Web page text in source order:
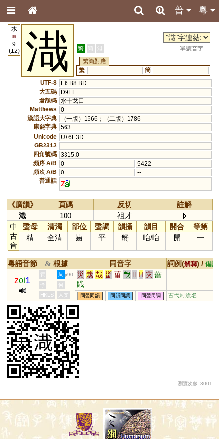
粵
普
水
85
9
(12)
渽 繁 簡 港
單讀音字
繁簡對應
繁
簡
UTF-8
E6 B8 BD
大五碼
D9EE
倉頡碼 水十戈口
Matthews
0
漢語大字典
（一版）1666；（二版）1786
康熙字典 563
Unicode
U+6E3D
GB2312
四角號碼 3315.0
頻序 A/B
0
5422
頻次 A/B
0
--
普通話 z i
《廣韻》 頁碼 反切
註解
渽
100
祖才
中
古
音
聲母 清濁 部位 聲調 韻攝 韻目 開合
等第
精
全清 齒 平 蟹 咍/咍 開 一
粵語音節 & 根據 同音字 詞例(解釋) / 備註
zoi1
黃 周 p90 災 栽 哉 甾 菑 𢦏 𡿧 𢦔 灾 葘
賳
李
何
HKLS
人文 同聲同韻 同韻同調 同聲同調 古代河流名
瀏覽次數: 3001